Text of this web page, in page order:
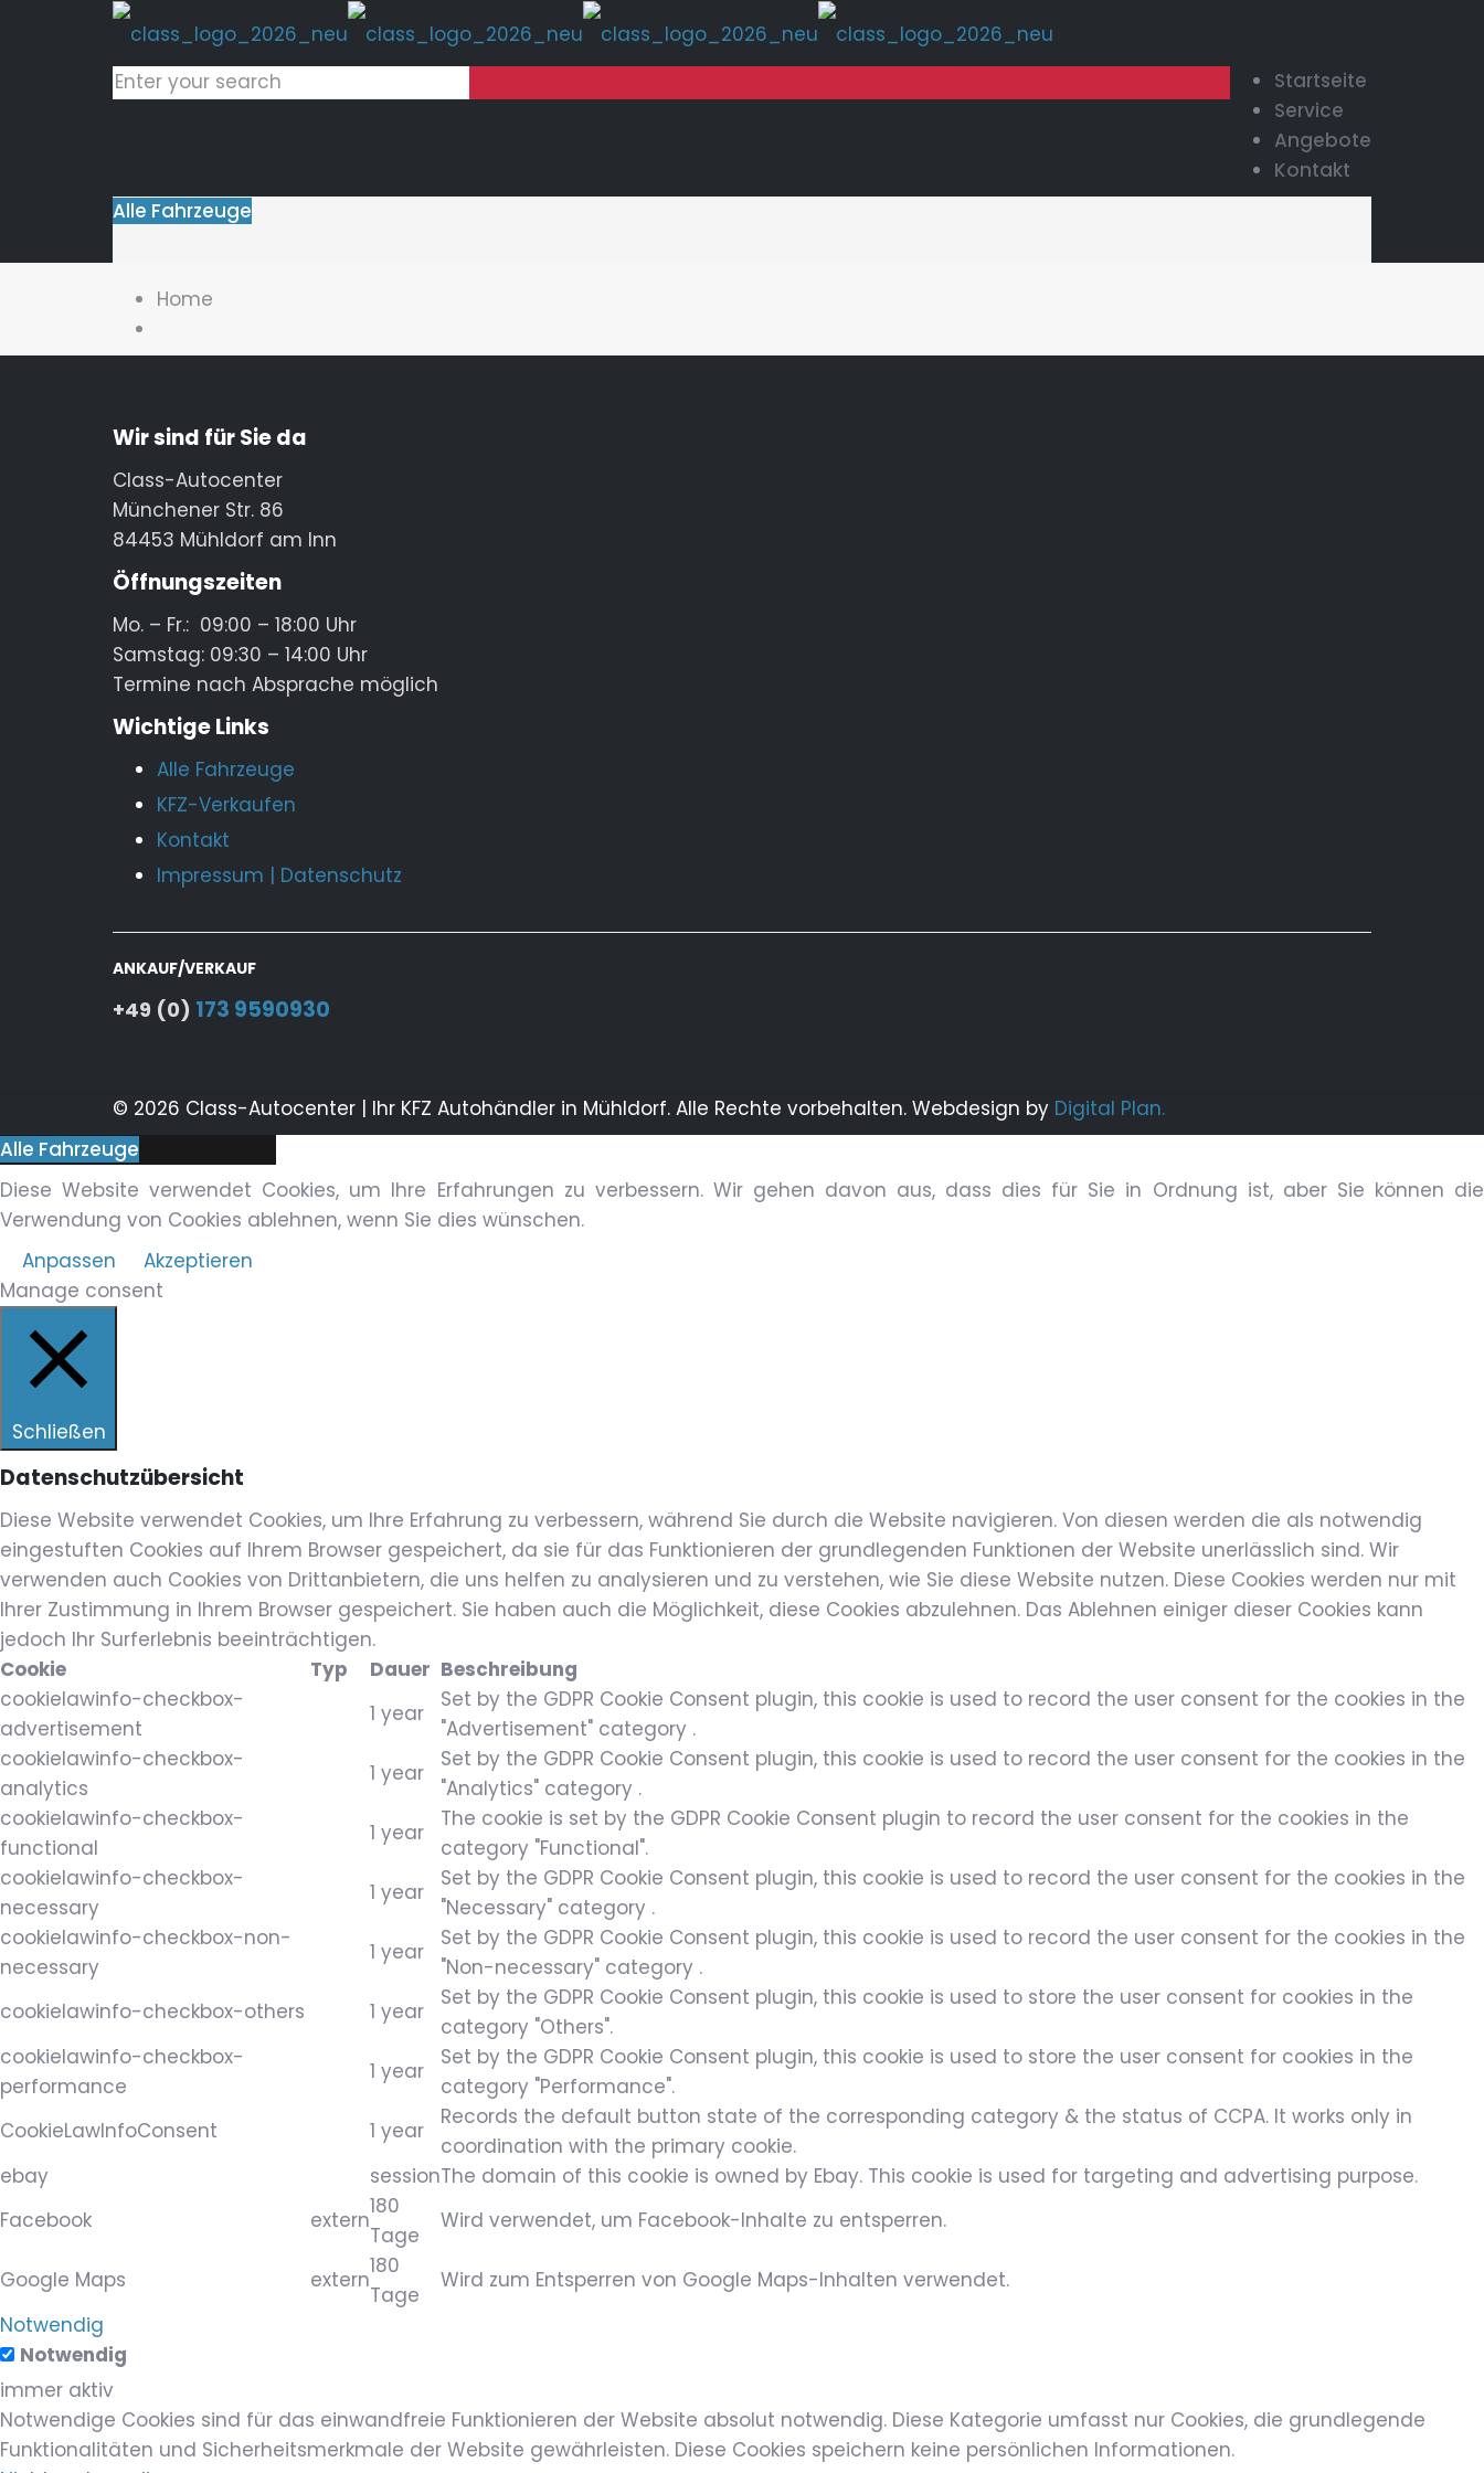
Startseite
Service
Angebote
Kontakt
Alle Fahrzeuge
Home
Wir sind für Sie da
Class-Autocenter
Münchener Str. 86
84453 Mühldorf am Inn
Öffnungszeiten
Mo. – Fr.: 09:00 – 18:00 Uhr
Samstag: 09:30 – 14:00 Uhr
Termine nach Absprache möglich
Wichtige Links
Alle Fahrzeuge
KFZ-Verkaufen
Kontakt
Impressum | Datenschutz
ANKAUF/VERKAUF
+49 (0) 173 9590930
© 2026 Class-Autocenter | Ihr KFZ Autohändler in Mühldorf. Alle Rechte vorbehalten. Webdesign by Digital Plan.
Alle Fahrzeuge
Diese Website verwendet Cookies, um Ihre Erfahrungen zu verbessern. Wir gehen davon aus, dass dies für Sie in Ordnung ist, aber Sie können die
Verwendung von Cookies ablehnen, wenn Sie dies wünschen.
Anpassen
Akzeptieren
Manage consent
Schließen
Datenschutzübersicht
Diese Website verwendet Cookies, um Ihre Erfahrung zu verbessern, während Sie durch die Website navigieren. Von diesen werden die als notwendig
eingestuften Cookies auf Ihrem Browser gespeichert, da sie für das Funktionieren der grundlegenden Funktionen der Website unerlässlich sind. Wir
verwenden auch Cookies von Drittanbietern, die uns helfen zu analysieren und zu verstehen, wie Sie diese Website nutzen. Diese Cookies werden nur mit
Ihrer Zustimmung in Ihrem Browser gespeichert. Sie haben auch die Möglichkeit, diese Cookies abzulehnen. Das Ablehnen einiger dieser Cookies kann
jedoch Ihr Surferlebnis beeinträchtigen.
Cookie
Typ Dauer Beschreibung
cookielawinfo-checkbox-
advertisement
1 year
Set by the GDPR Cookie Consent plugin, this cookie is used to record the user consent for the cookies in the
"Advertisement" category .
cookielawinfo-checkbox-
analytics
1 year
Set by the GDPR Cookie Consent plugin, this cookie is used to record the user consent for the cookies in the
"Analytics" category .
cookielawinfo-checkbox-
functional
1 year
The cookie is set by the GDPR Cookie Consent plugin to record the user consent for the cookies in the
category "Functional".
cookielawinfo-checkbox-
necessary
1 year
Set by the GDPR Cookie Consent plugin, this cookie is used to record the user consent for the cookies in the
"Necessary" category .
cookielawinfo-checkbox-non-
necessary
1 year
Set by the GDPR Cookie Consent plugin, this cookie is used to record the user consent for the cookies in the
"Non-necessary" category .
cookielawinfo-checkbox-others
1 year
Set by the GDPR Cookie Consent plugin, this cookie is used to store the user consent for cookies in the
category "Others".
cookielawinfo-checkbox-
performance
1 year
Set by the GDPR Cookie Consent plugin, this cookie is used to store the user consent for cookies in the
category "Performance".
CookieLawInfoConsent
1 year
Records the default button state of the corresponding category & the status of CCPA. It works only in
coordination with the primary cookie.
ebay
sessionThe domain of this cookie is owned by Ebay. This cookie is used for targeting and advertising purpose.
Facebook
extern
180
Tage
Wird verwendet, um Facebook-Inhalte zu entsperren.
Google Maps extern
180
Tage
Wird zum Entsperren von Google Maps-Inhalten verwendet.
Notwendig
Notwendig
immer aktiv
Notwendige Cookies sind für das einwandfreie Funktionieren der Website absolut notwendig. Diese Kategorie umfasst nur Cookies, die grundlegende
Funktionalitäten und Sicherheitsmerkmale der Website gewährleisten. Diese Cookies speichern keine persönlichen Informationen.